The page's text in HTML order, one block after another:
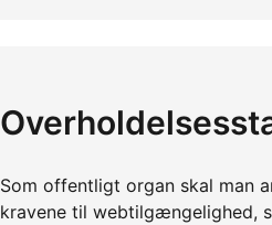
Som offentligt organ skal man
kravene til webtilgængelighed,